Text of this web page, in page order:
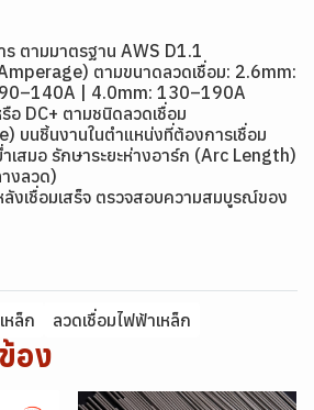
ตามมาตรฐาน AWS D1.1
ตามขนาดลวดเชื่อม: 2.6mm:
| 4.0mm: 130–190A
อ DC+ ตามชนิดลวดเชื่อม
บนชิ้นงานในตำแหน่งที่ต้องการเชื่อม
เสมอ รักษาระยะห่างอาร์ก (Arc Length)
งลวด)
งเชื่อมเสร็จ ตรวจสอบความสมบูรณ์ของ
หล็ก ลวดเชื่อมไฟฟ้าเหล็ก
อง